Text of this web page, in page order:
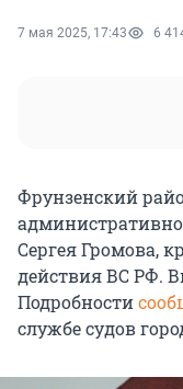
7 мая 2025, 17:43 6
Фрунзенский
Сергея Громова,
действия ВС РФ.
Подробности
службе судов